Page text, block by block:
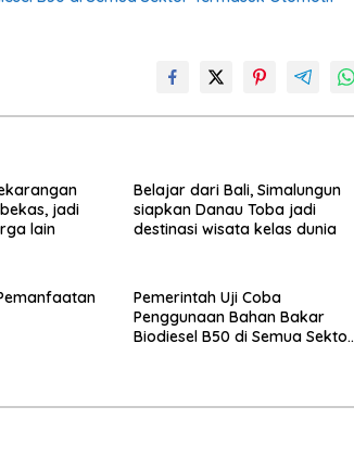
jadi
lain
Belajar dari Bali, Simalungun
siapkan Danau Toba jadi
destinasi wisata kelas dunia
Pemerintah Uji Coba
Penggunaan Bahan Bakar
Biodiesel B50 di Semua Sektor